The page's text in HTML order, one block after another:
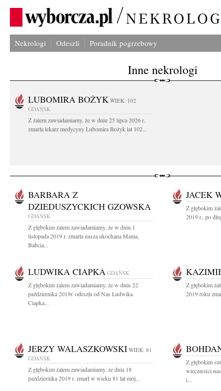
Nekrologi Odeszli Poradnik pogrzebowy
Inne nekrologi
LUBOMIRA BOŻYK WIEK: 102
GDAŃSK
Z żalem zawiadamiamy, że w dniu 25 lipca 2026 r.
zmarła lekarz medycyny Lubomira Bożyk lat 102...
BARBARA Z
DZIEDUSZYCKICH GZOWSKA
GDAŃSK
Z głębokim żalem zawiadamiamy, że w dniu 1
listopada 2019 r. zmarła nasza ukochana Mama,
Babcia...
JACEK
Z głębokim
2019 r., po
LUDWIKA CIAPKA GDAŃSK
Z głębokim żalem zawiadamiamy, że w dniu 22
października 2019r. odeszła od Nas Ludwika
Ciapka...
Z głębokim
2019 roku
JERZY WALASZKOWSKI WIEK: 81
GDAŃSK
Z głębokim żalem zawiadamiamy, że dnia 18
października 2019 r. zmarł w wieku 81 lat mój...
Z głębokim
wieczności
i...